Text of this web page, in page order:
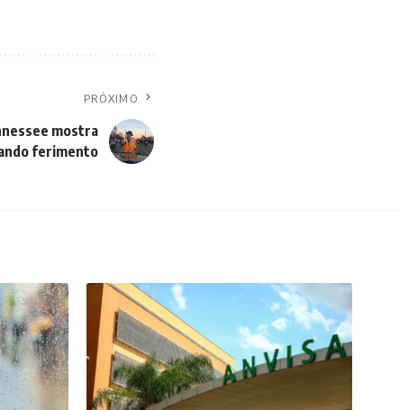
PRÓXIMO
mostra
ferimento